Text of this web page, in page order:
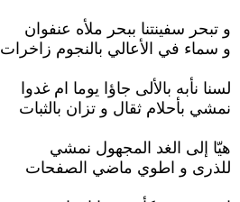
و تبحر سفينتنا ببحر ملأه عنفوان
و سماء في الأعالي بالنجوم زاخرات
لسنا نأبه بالألى جاؤا يوما ام غدوا
نمشي بأحلام ثقال و تزان بالثبات
هيّا إلى الغد المجهول نمشي
للذرى و اطوي ماضي الصفحات